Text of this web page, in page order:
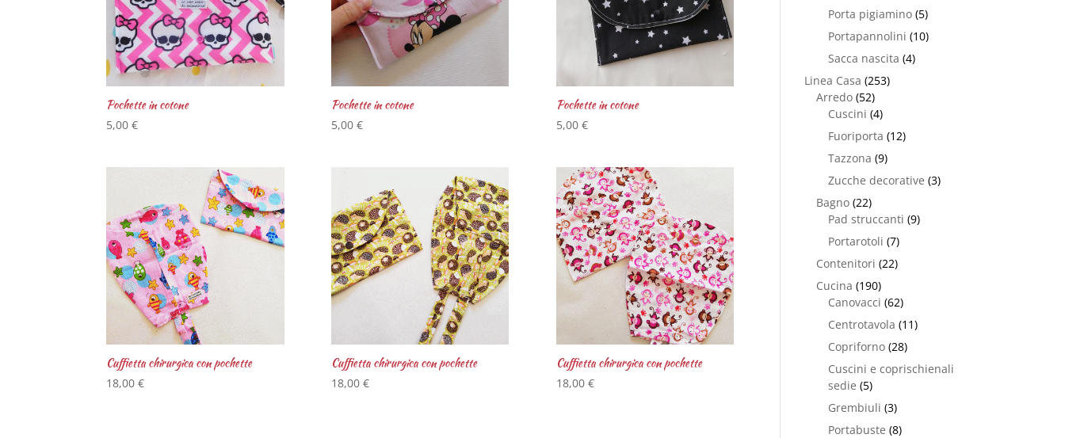
Pochette in cotone
5,00€
Pochette in cotone
5,00 €
Pochette in cotone
5,00 €
Cuffietta chirurgica con pochette
18,00€
Cuffietta chirurgica con pochette
18,00 €
Cuffietta chirurgica con pochette
18,00 €
Porta pigiamino (5)
Portapannolini (10)
Sacca nascita (4)
Linea Casa (253)
Arredo (52)
Cuscini (4)
Fuoriporta (12)
Tazzona (9)
Zucche decorative (3)
Bagno (22)
Pad struccanti (9)
Portarotoli (7)
Contenitori (22)
Cucina (190)
Canovacci (62)
Centrotavola (11)
Copriforno (28)
Cuscini e coprischienali
sedie (5)
Grembiuli (3)
Portabuste (8)